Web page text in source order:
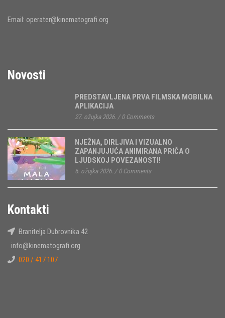
Email: operater@kinematografi.org
Novosti
PREDSTAVLJENA PRVA FILMSKA MOBILNA
APLIKACIJA
27. ožujka 2026. / 0 Comments
NJEŽNA, DIRLJIVA I VIZUALNO
ZAPANJUJUĆA ANIMIRANA PRIČA O
LJUDSKOJ POVEZANOSTI!
6. ožujka 2026. / 0 Comments
Kontakti
Branitelja Dubrovnika 42
info@kinematografi.org
020 / 417 107